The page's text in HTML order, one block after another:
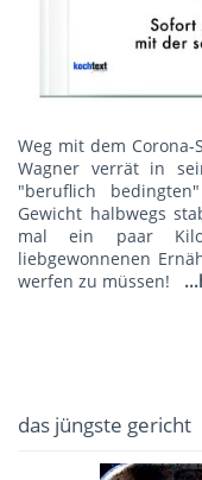
Weg mit dem Corona-
Wagner verrät in
"beruflich
Gewicht halbwegs
mal ein paar
liebgewonnenen
werfen zu müssen!
das jüngste gericht